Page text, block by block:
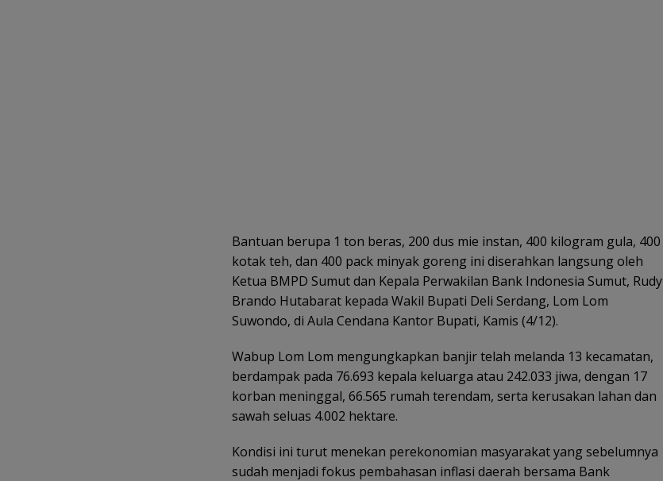
Bantuan berupa 1 ton beras, 200 dus mie instan, 400 kilogram gula, 400
kotak teh, dan 400 pack minyak goreng ini diserahkan langsung oleh
Ketua BMPD Sumut dan Kepala Perwakilan Bank Indonesia Sumut, Rudy
Brando Hutabarat kepada Wakil Bupati Deli Serdang, Lom Lom
Suwondo, di Aula Cendana Kantor Bupati, Kamis (4/12).
Wabup Lom Lom mengungkapkan banjir telah melanda 13 kecamatan,
berdampak pada 76.693 kepala keluarga atau 242.033 jiwa, dengan 17
korban meninggal, 66.565 rumah terendam, serta kerusakan lahan dan
sawah seluas 4.002 hektare.
Kondisi ini turut menekan perekonomian masyarakat yang sebelumnya
sudah menjadi fokus pembahasan inflasi daerah bersama Bank